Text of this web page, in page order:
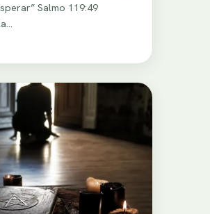
Salmo 119:49